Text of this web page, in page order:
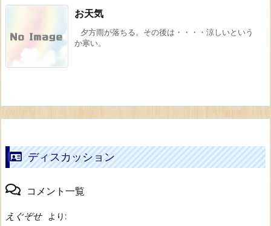
お天気
夕方雨が落ちる。その後は・・・・涼しいという
か寒い。
ディスカッション
コメント一覧
えぐぞせ より: